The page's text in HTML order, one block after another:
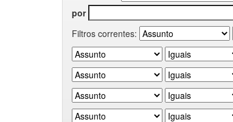
por
Filtros correntes: